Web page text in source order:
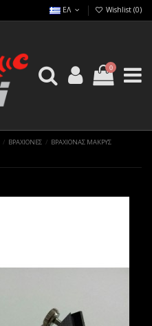
ΕΛ Wishlist (0)
0
ΒΡΑΧΙΟΝΕΣ
ΒΡΑΧΙΟΝΑΣ ΜΑΚΡΥΣ